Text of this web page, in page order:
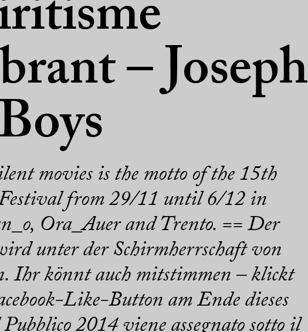
– Joseph
Boys
movies is the motto of the 15th
from 29/11 until 6/12 in
Ora_Auer and Trento. == Der
unter der Schirmherrschaft von
Ihr könnt auch mitstimmen – klickt
Like-Button am Ende dieses
2014 viene assegnato sotto il